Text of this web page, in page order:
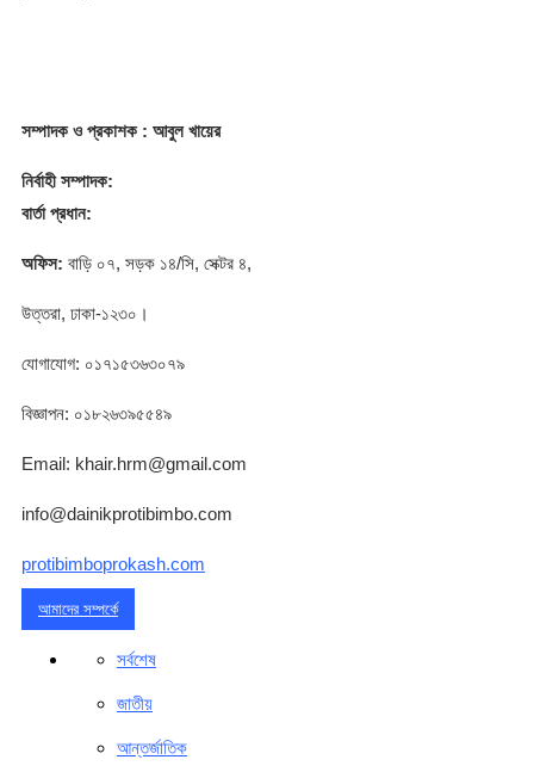
সম্পাদকও প্রকাশক : আবুল খায়ের
নির্বাহী সম্পাদক:
বার্তা প্রধান:
অফিস: বাড়ি ০৭, সড়ক ১৪/সি, সেক্টর ৪,
উত্তরা, ঢাকা-১২৩০।
যোগাযোগ: ০১৭১৫৩৬৩০৭৯
বিজ্ঞাপন: ০১৮২৬৩৯৫৫৪৯
Email: khair.hrm@gmail.com
info@dainikprotibimbo.com
protibimboprokash.com
আমাদের সম্পর্কে
সর্বশেষ
জাতীয়
আন্তর্জাতিক